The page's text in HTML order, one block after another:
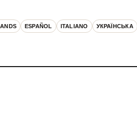
ESPAÑOL ITALIANO УКРАЇНСЬКА